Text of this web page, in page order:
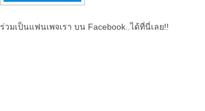
ร่วมเป็นแฟนเพจเรา บน Facebook..ได้ที่นี่เลย!!